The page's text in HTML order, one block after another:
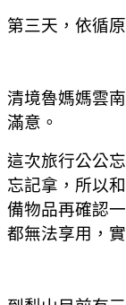
第三天，依循
清境魯媽媽雲
滿意。
這次旅行公公
忘記拿，所以
備物品再確認
都無法享用，